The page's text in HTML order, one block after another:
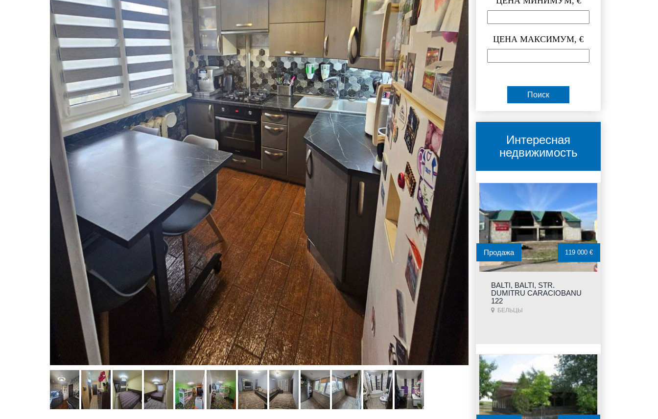
ЦЕНА МАКСИМУМ, €
Интересная
недвижимость
BALTI, BALTI, STR.
DUMITRU CARACIOBANU
122
БЕЛЬЦЫ
Продажа 119 000 €